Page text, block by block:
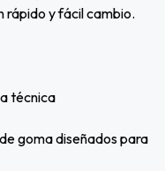
rápido y fácil cambio.
goma diseñados para
técnica